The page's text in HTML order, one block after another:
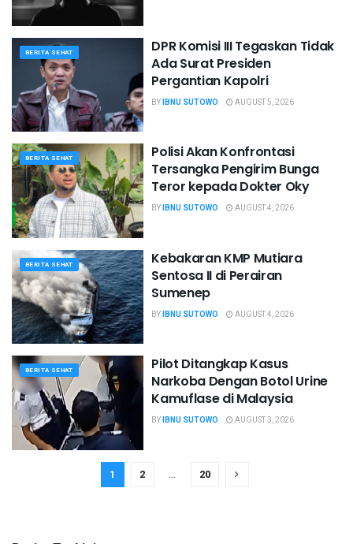
BERITA SEHAT
DPR Komisi III Tegaskan Tidak
Ada Surat Presiden
Pergantian Kapolri
BYIBNU SUTOWO AUGUST 5, 2026
BERITA SEHAT
Polisi Akan Konfrontasi
Tersangka Pengirim Bunga
Teror kepada Dokter Oky
BYIBNU SUTOWO AUGUST 4, 2026
BERITA SEHAT
Kebakaran KMP Mutiara
Sentosa II di Perairan
Sumenep
BYIBNU SUTOWO AUGUST 4, 2026
BERITA SEHAT
Pilot Ditangkap Kasus
Narkoba Dengan Botol Urine
Kamuflase di Malaysia
BYIBNU SUTOWO AUGUST 3, 2026
1 2 … 20